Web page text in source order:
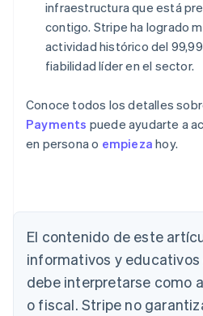
infraestructura que está
contigo. Stripe ha logrado
actividad histórico del
fiabilidad líder en el sector.
Conoce todos los detalles
Payments puede ayudarte a
en persona o empieza hoy.
El contenido de este
informativos y educativos
debe interpretarse como
o fiscal. Stripe no
Australia
English
Austria
DeutschEnglish
Bélgica